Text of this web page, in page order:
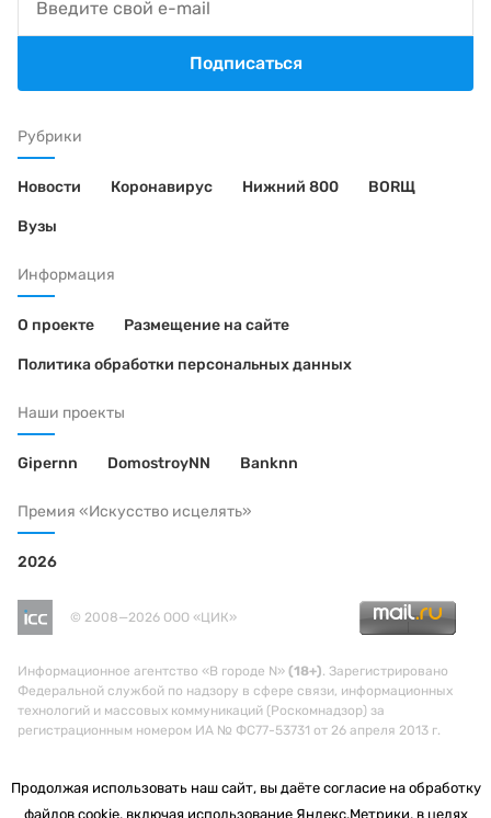
Рубрики
Новости Коронавирус Нижний 800 BORЩ
Вузы
Информация
О проекте Размещение на сайте
Политика обработки персональных данных
Наши проекты
Gipernn DomostroyNN Banknn
Премия «Искусство исцелять»
2026
© 2008—2026 ООО «ЦИК»
Информационное агентство «В городе N» (18+). Зарегистрировано
Федеральной службой по надзору в сфере связи, информационных
технологий и массовых коммуникаций (Роскомнадзор) за
регистрационным номером ИА № ФС77-53731 от 26 апреля 2013 г.
Подписаться
Продолжая использовать наш сайт, вы даёте согласие на обработку
файлов cookie, включая использование Яндекс.Метрики, в целях